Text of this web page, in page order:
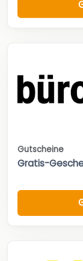
Gutscheine
Gratis-